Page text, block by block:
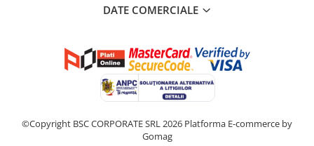
DATE COMERCIALE
©Copyright BSC CORPORATE SRL 2026 Platforma E-commerce by
Gomag